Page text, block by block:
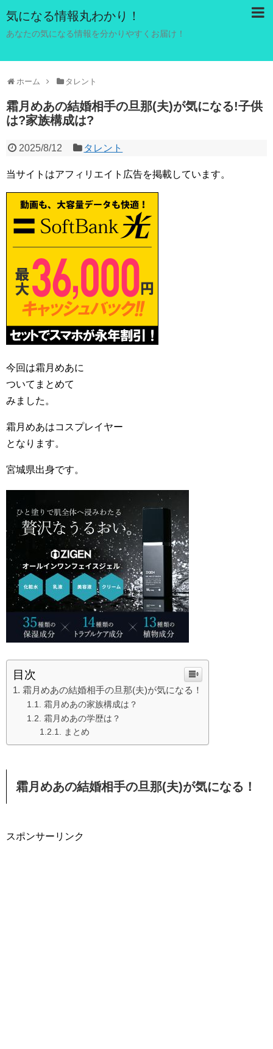
気になる情報丸わかり！
あなたの気になる情報を分かりやすくお届け！
ホーム タレント
霜月めあの結婚相手の旦那(夫)が気になる!子供
は?家族構成は?
2025/8/12 タレント
当サイトはアフィリエイト広告を掲載しています。
今回は霜月めあに
ついてまとめて
みました。
霜月めあはコスプレイヤー
となります。
宮城県出身です。
目次
霜月めあの結婚相手の旦那(夫)が気になる！
霜月めあの家族構成は？
霜月めあの学歴は？
まとめ
霜月めあの結婚相手の旦那(夫)が気になる！
スポンサーリンク